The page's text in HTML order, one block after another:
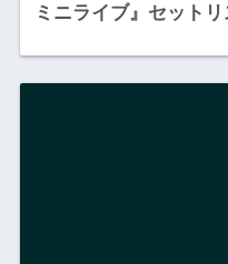
ミニライブ』セットリ